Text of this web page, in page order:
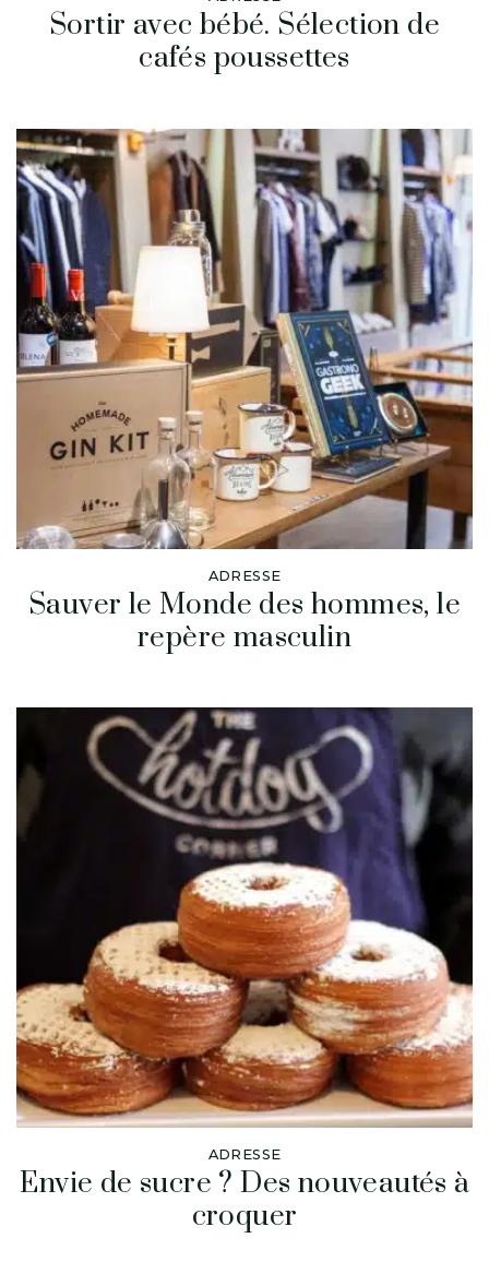
Sortir avec bébé. Sélection de
cafés poussettes
ADRESSE
Sauver le Monde des hommes, le
repère masculin
ADRESSE
Envie de sucre ? Des nouveautés à
croquer